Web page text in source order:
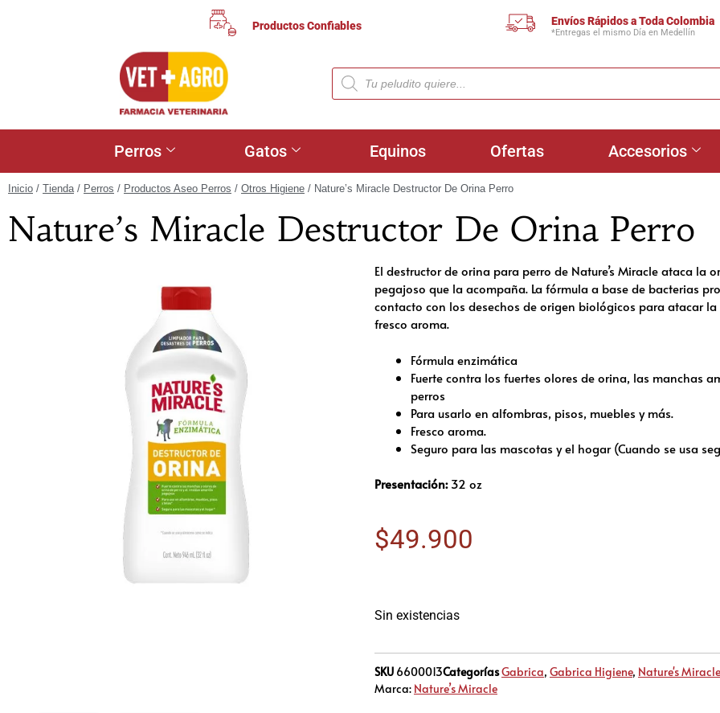
Productos Confiables Envíos Rápidos a Toda Colombia
*Entregas el mismo Día en Medellín
Perros Gatos Equinos Ofertas Accesorios
Inicio / Tienda/ Perros / Productos Aseo Perros / Otros Higiene / Nature’s Miracle Destructor De Orina Perro
Nature’s Miracle Destructor De Orina Perro
El destructor de orina para perro de Nature’s Miracle ataca la
pegajoso que la acompaña. La fórmula a base de bacterias
contacto con los desechos de origen biológicos para atacar
fresco aroma.
Fórmula enzimática
Fuerte contra los fuertes olores de orina, las manchas
perros
Para usarlo en alfombras, pisos, muebles y más.
Fresco aroma.
Seguro para las mascotas y el hogar (Cuando se usa
Presentación:32 oz
$49.900
Sin existencias
SKU 6600013CategoríasGabrica, Gabrica Higiene, Nature's Miracle
Marca: Nature’s Miracle